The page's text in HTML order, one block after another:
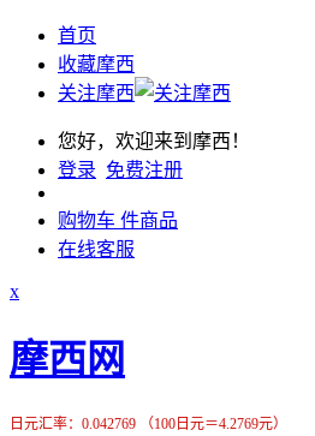
首页
收藏摩西
关注摩西
您好，欢迎来到摩西！
登录 免费注册
购物车 件商品
在线客服
x
摩西网
日元汇率：0.042769 （100日元＝4.2769元）